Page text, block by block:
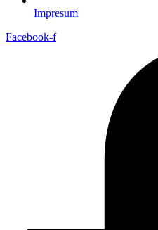
Impresum
Facebook-f